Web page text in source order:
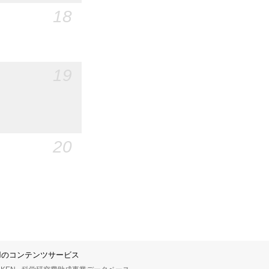
18
20
のコンテンツサービス